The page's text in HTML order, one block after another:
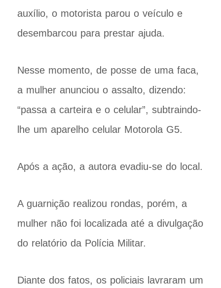
auxílio, o motorista parou o veículo e
desembarcou para prestar ajuda.
Nesse momento, de posse de uma faca,
a mulher anunciou o assalto, dizendo:
“passa a carteira e o celular”, subtraindo-
lhe um aparelho celular Motorola G5.
Após a ação, a autora evadiu-se do local.
A guarnição realizou rondas, porém, a
mulher não foi localizada até a divulgação
do relatório da Polícia Militar.
Diante dos fatos, os policiais lavraram um